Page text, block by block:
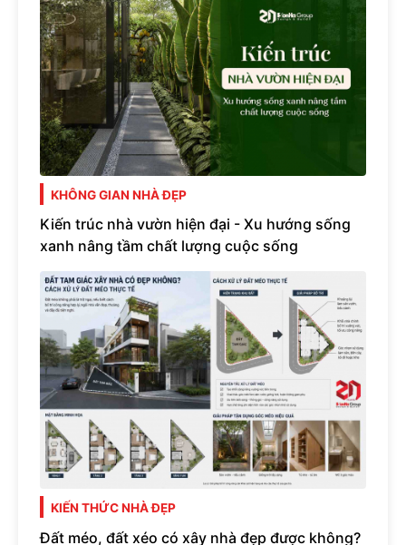
KHÔNG GIAN NHÀ ĐẸP
Kiến trúc nhà vườn hiện đại - Xu hướng sống
xanh nâng tầm chất lượng cuộc sống
KIẾN THỨC NHÀ ĐẸP
Đất méo, đất xéo có xây nhà đẹp được không?